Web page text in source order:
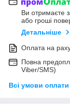
Ви отримаєте
або гроші
Детальніше
Оплата на
Повна
Viber/SMS)
Всі умови оплати